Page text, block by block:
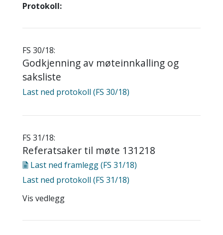
Protokoll:
FS 30/18:
Godkjenning av møteinnkalling og
saksliste
Last ned protokoll (FS 30/18)
FS 31/18:
Referatsaker til møte 131218
Last ned framlegg (FS 31/18)
Last ned protokoll (FS 31/18)
Vis vedlegg